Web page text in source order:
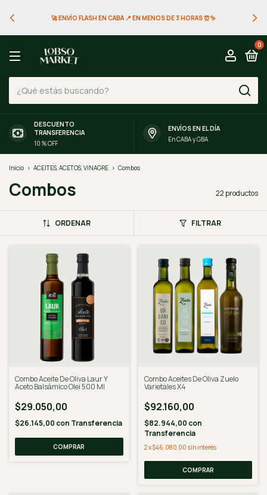
🚀 ENVÍO FLASH EN CABA 📍 EN MENOS DE 3 HORAS ⏰✨
0
DESCUENTO
TRANSFERENCIA
10 % OFF
ENVÍOS EN EL DÍA
En CABA y GBA
Inicio > ACEITES, ACETOS, VINAGRE > Combos
Combos 22 productos
ORDENAR FILTRAR
Combo Aceite De Oliva Laur Y
Aceto Balsámico Olei 500 Ml
$29.050,00
$26.145,00 con Transferencia
Combo Aceites De Oliva Zuelo
Varietales X4
$92.160,00
$82.944,00 con
Transferencia
2x$46.080,00 sin interés